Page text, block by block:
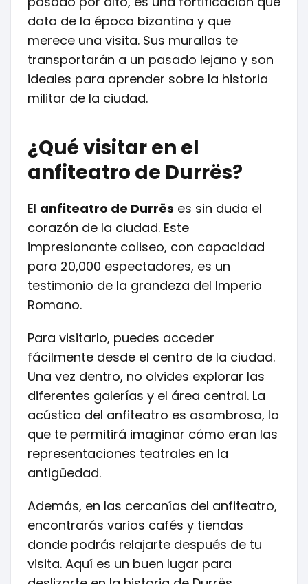
data de la época bizantina y que
merece una visita. Sus murallas te
transportarán a un pasado lejano y son
ideales para aprender sobre la historia
militar de la ciudad.
¿Qué visitar en el
anfiteatro de Durrës?
El anfiteatro de Durrës es sin duda el
corazón de la ciudad. Este
impresionante coliseo, con capacidad
para 20,000 espectadores, es un
testimonio de la grandeza del Imperio
Romano.
Para visitarlo, puedes acceder
fácilmente desde el centro de la ciudad.
Una vez dentro, no olvides explorar las
diferentes galerías y el área central. La
acústica del anfiteatro es asombrosa, lo
que te permitirá imaginar cómo eran las
representaciones teatrales en la
antigüedad.
Además, en las cercanías del anfiteatro,
encontrarás varios cafés y tiendas
donde podrás relajarte después de tu
visita. Aquí es un buen lugar para